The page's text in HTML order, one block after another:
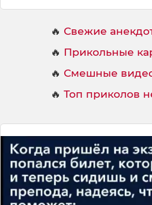
🔥 Свежие
🔥 Прикольные
🔥 Смешные
🔥 Топ приколов